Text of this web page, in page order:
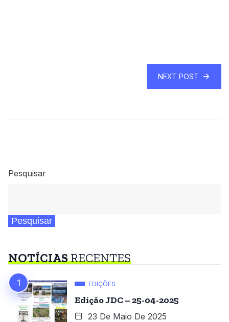
NEXT POST
Pesquisar
Pesquisar
NOTÍCIASRECENTES
EDIÇÕES
Edição JDC – 25-04-2025
23 De Maio De 2025